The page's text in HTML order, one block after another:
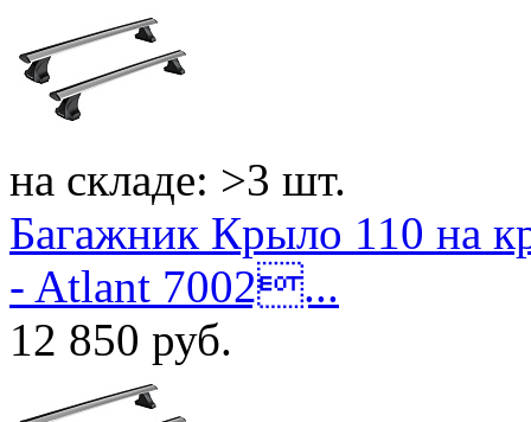
на складе: >3 шт.
Багажник Крыло 110 на
- Atlant 7002...
12 850 руб.